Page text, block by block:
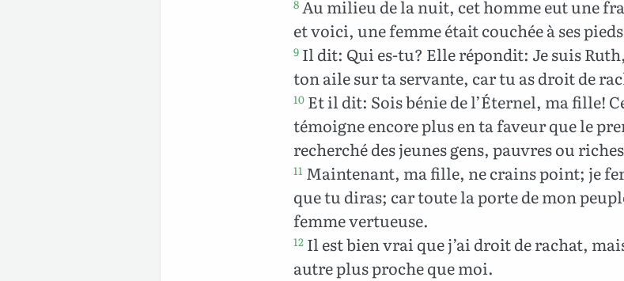
8 Au milieu de la nuit, cet homme eut une
et voici, une femme était couchée à ses
9 Il dit: Qui es-tu? Elle répondit: Je suis
ton aile sur ta servante, car tu as droit de
10 Et il dit: Sois bénie de l’Éternel, ma fille!
témoigne encore plus en ta faveur que le
recherché des jeunes gens, pauvres ou
11 Maintenant, ma fille, ne crains point; je
que tu diras; car toute la porte de mon
femme vertueuse.
12 Il est bien vrai que j’ai droit de rachat,
autre plus proche que moi.